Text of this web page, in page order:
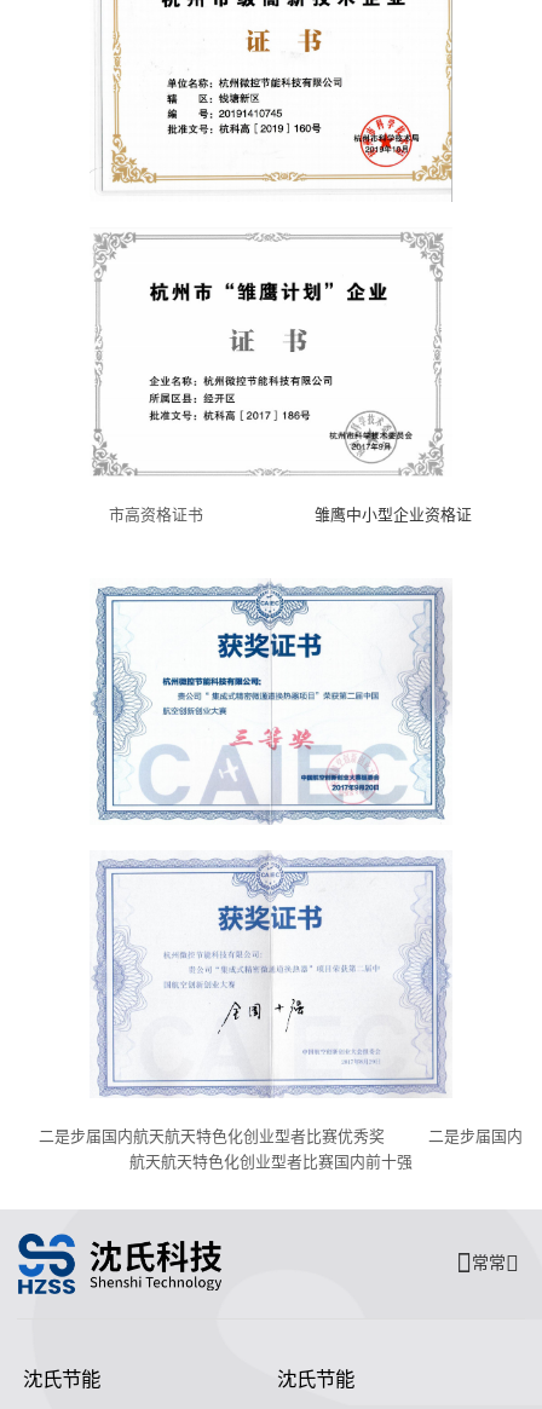
市高资格证书 雏鹰中小型企业资格证
二是步届国内航天航天特色化创业型者比赛优秀奖 二是步届国内
航天航天特色化创业型者比赛国内前十强
常常
沈氏节能 沈氏节能